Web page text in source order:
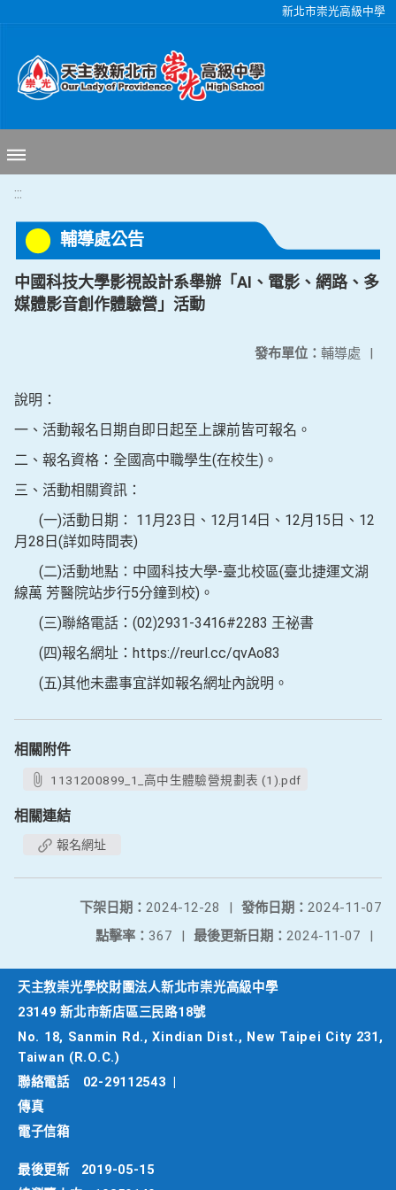
新北市崇光高級中學
:::
輔導處公告
中國科技大學影視設計系舉辦「AI、電影、網路、多
媒體影音創作體驗營」活動
發布單位： 輔導處 |
說明：
一、活動報名日期自即日起至上課前皆可報名。
二、報名資格：全國高中職學生(在校生)。
三、活動相關資訊：
(一)活動日期： 11月23日、12月14日、12月15日、12
月28日(詳如時間表)
(二)活動地點：中國科技大學-臺北校區(臺北捷運文湖
線萬 芳醫院站步行5分鐘到校)。
(三)聯絡電話：(02)2931-3416#2283 王祕書
(四)報名網址：https://reurl.cc/qvAo83
(五)其他未盡事宜詳如報名網址內說明。
相關附件
1131200899_1_高中生體驗營規劃表 (1).pdf
相關連結
報名網址
發佈日期： 2024-11-07
下架日期： 2024-12-28
|
最後更新日期： 2024-11-07 |
點擊率： 367 |
天主教崇光學校財團法人新北市崇光高級中學
23149 新北市新店區三民路18號
No. 18, Sanmin Rd., Xindian Dist., New Taipei City 231,
Taiwan (R.O.C.)
聯絡電話
02-29112543
傳真
電子信箱
最後更新
2019-05-15